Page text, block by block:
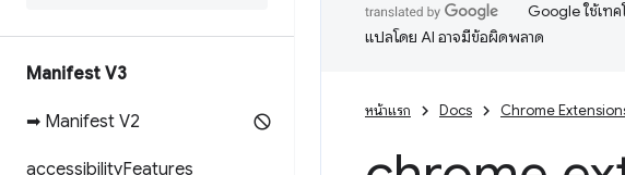
Manifest V3
➡ Manifest V2
accessibilityFeatures
Google ใช้เท
แปลโดย AI อาจมีข้อผิดพลาด
หน้าแรก Docs Chrome